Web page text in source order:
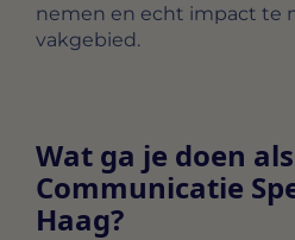
nemen en echt impact te
vakgebied.
Wat ga je doen
Communicatie
Haag?